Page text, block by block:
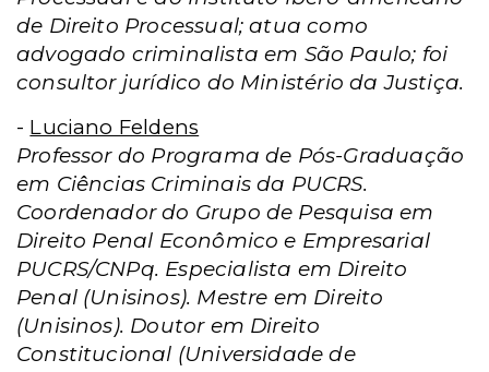
de Direito Processual; atua como
advogado criminalista em São Paulo; foi
consultor jurídico do Ministério da Justiça.
- Luciano Feldens
Professor do Programa de Pós-Graduação
em Ciências Criminais da PUCRS.
Coordenador do Grupo de Pesquisa em
Direito Penal Econômico e Empresarial
PUCRS/CNPq. Especialista em Direito
Penal (Unisinos). Mestre em Direito
(Unisinos). Doutor em Direito
Constitucional (Universidade de